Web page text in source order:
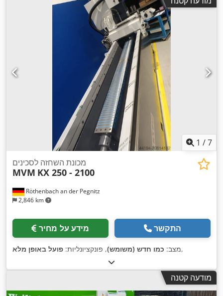
1 /7
Röthenbach an der Pegnitz
2,846 km
מכונת השחזה לסכינים
MVM KX 250 - 2100
מידע על מחיר התקשר
מצב: כמו חדש (משומש), פונקציונליות: פועל באופן מלא ,
מודעה קטנה